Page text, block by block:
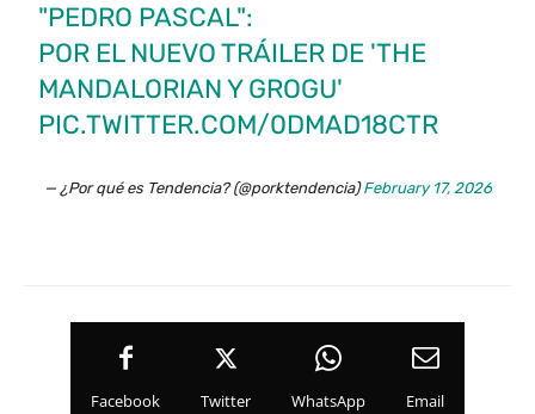
"PEDRO PASCAL":
POR EL NUEVO TRÁILER DE 'THE
MANDALORIAN Y GROGU'
PIC.TWITTER.COM/0DMAD18CTR
— ¿Por qué es Tendencia? (@porktendencia)February 17, 2026
Facebook Twitter WhatsApp Email